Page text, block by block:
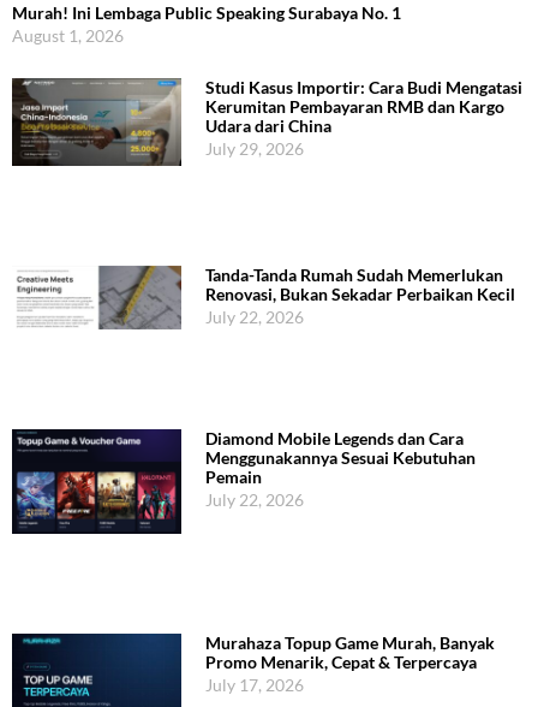
Murah! Ini Lembaga Public Speaking Surabaya No. 1
August 1, 2026
Studi Kasus Importir: Cara Budi Mengatasi
Kerumitan Pembayaran RMB dan Kargo
Udara dari China
July 29, 2026
Tanda-Tanda Rumah Sudah Memerlukan
Renovasi, Bukan Sekadar Perbaikan Kecil
July 22, 2026
Diamond Mobile Legends dan Cara
Menggunakannya Sesuai Kebutuhan
Pemain
July 22, 2026
Murahaza Topup Game Murah, Banyak
Promo Menarik, Cepat & Terpercaya
July 17, 2026